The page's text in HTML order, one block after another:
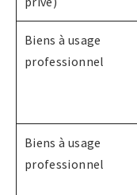
Biens à usage
professionnel
Biens à usage
professionnel